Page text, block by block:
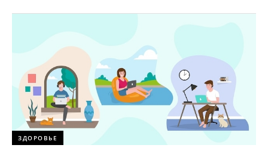
ЗДОРОВЬЕ